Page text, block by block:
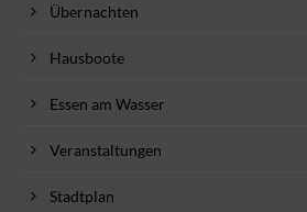
Übernachten
Hausboote
Essen am Wasser
Veranstaltungen
Stadtplan